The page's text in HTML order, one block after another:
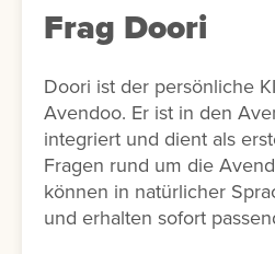
Frag Doori
Doori ist der persönliche
Avendoo. Er ist in den
integriert und dient als
Fragen rund um die
können in natürlicher
und erhalten sofort